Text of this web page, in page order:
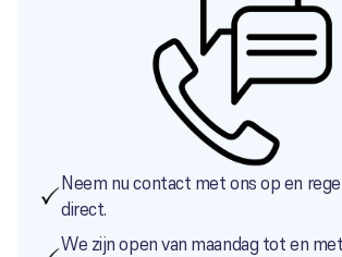
Neem nu contact met ons op en
direct.
We zijn open van maandag tot en